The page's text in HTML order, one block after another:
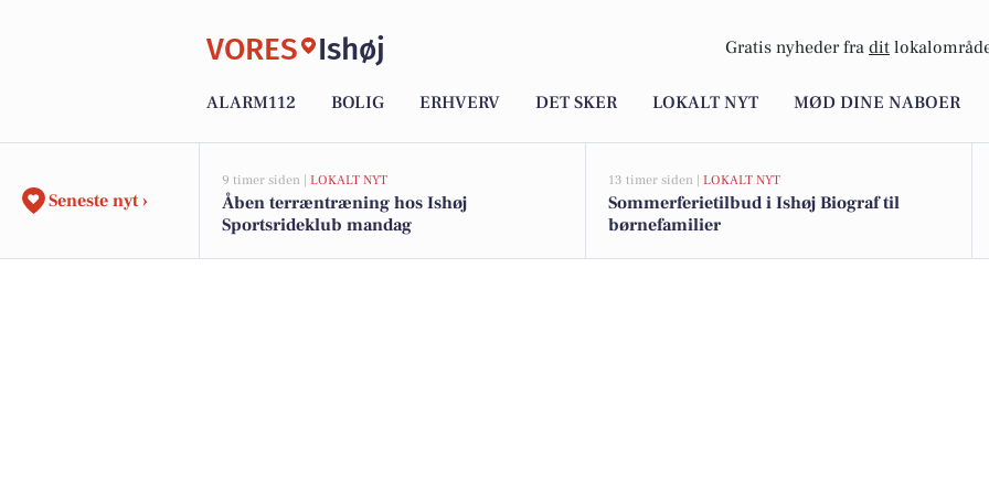
VORES Ishøj Gratis nyheder fra dit
ALARM112 BOLIG ERHVERV DET SKER LOKALT NYT MØD DINE NABOER
Seneste nyt ›
9 timer siden | LOKALT NYT
Åben terræntræning hos Ishøj
Sportsrideklub mandag
13 timer siden | LOKALT NYT
Sommerferietilbud i Ishøj Biograf til
børnefamilier